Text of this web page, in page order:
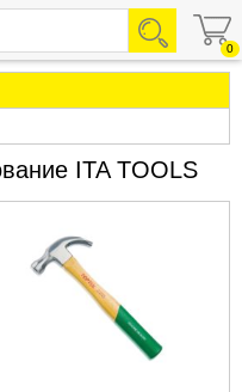
0
ITA TOOLS